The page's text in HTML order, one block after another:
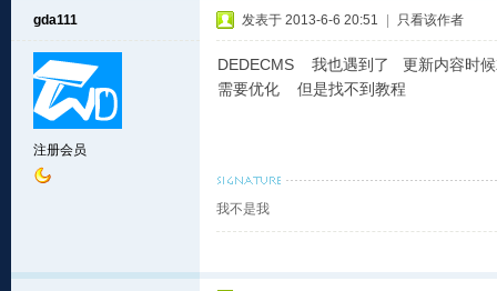
gda111
注册会员
发表于 2013-6-6 20:51 只看该作者
DEDECMS 我也遇到了 更新内容时
需要优化 但是找不到教程
我不是我